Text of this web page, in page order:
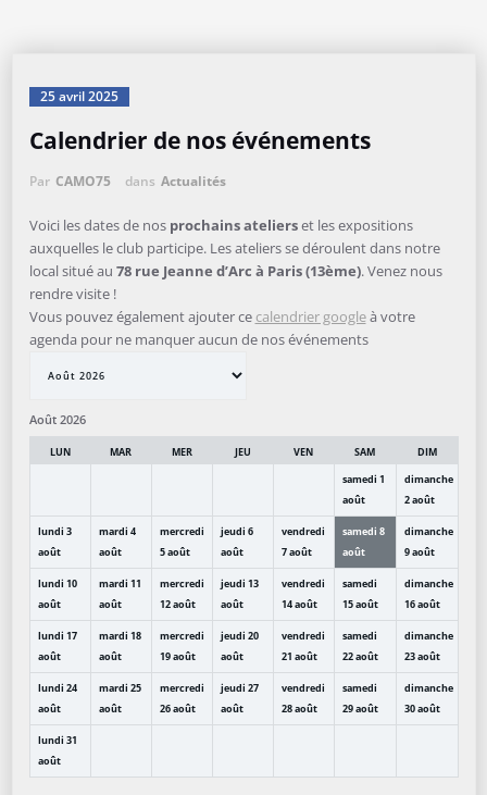
25 avril 2025
Calendrier de nos événements
Par CAMO75 dans Actualités
Voici les dates de nos prochains atelierset les expositions
auxquelles le club participe. Les ateliers se déroulent dans notre
local situé au 78 rue Jeanne d’Arc à Paris (13ème). Venez nous
rendre visite !
Vous pouvez également ajouter ce calendrier googleà votre
agenda pour ne manquer aucun de nos événements
selection
Août 2026
LUN MAR MER JEU VEN SAM
DIM
samedi 1
août
dimanche
2août
lundi 3
août
mardi 4
août
mercredi
5août
jeudi 6
août
vendredi
7août
samedi 8
août
dimanche
9août
lundi 10
août
mardi 11
août
mercredi
12août
jeudi 13
août
vendredi
14août
samedi
15août
dimanche
16août
lundi 17
août
mardi 18
août
mercredi
19août
jeudi 20
août
vendredi
21 août
samedi
22août
dimanche
23août
lundi 24
août
mardi 25
août
mercredi
26août
jeudi 27
août
vendredi
28août
samedi
29août
dimanche
30août
lundi 31
août